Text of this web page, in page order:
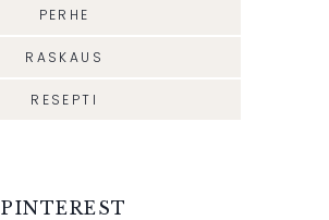
PERHE
RASKAUS
RESEPTI
PINTEREST